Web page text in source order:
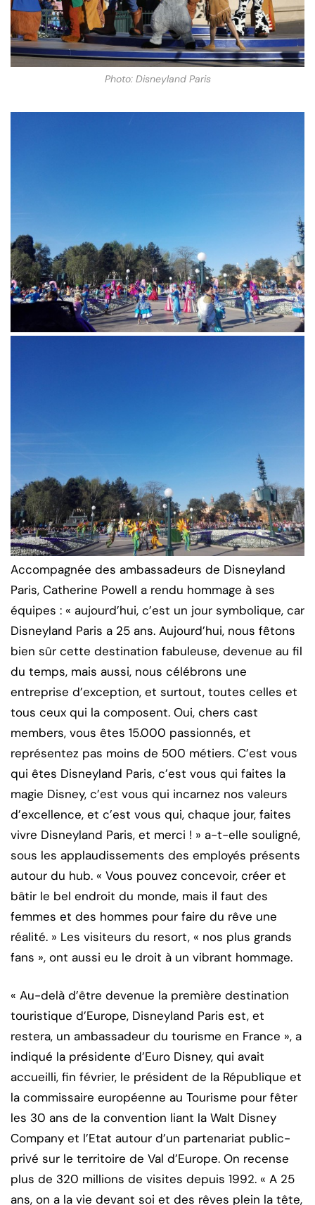
Photo: Disneyland Paris
Accompagnée des ambassadeurs de Disneyland
Paris, Catherine Powell a rendu hommage à ses
équipes : « aujourd’hui, c’est un jour symbolique, car
Disneyland Paris a 25 ans. Aujourd’hui, nous fêtons
bien sûr cette destination fabuleuse, devenue au fil
du temps, mais aussi, nous célébrons une
entreprise d’exception, et surtout, toutes celles et
tous ceux qui la composent. Oui, chers cast
members, vous êtes 15.000 passionnés, et
représentez pas moins de 500 métiers. C’est vous
qui êtes Disneyland Paris, c’est vous qui faites la
magie Disney, c’est vous qui incarnez nos valeurs
d’excellence, et c’est vous qui, chaque jour, faites
vivre Disneyland Paris, et merci ! » a-t-elle souligné,
sous les applaudissements des employés présents
autour du hub. « Vous pouvez concevoir, créer et
bâtir le bel endroit du monde, mais il faut des
femmes et des hommes pour faire du rêve une
réalité. » Les visiteurs du resort, « nos plus grands
fans », ont aussi eu le droit à un vibrant hommage.
« Au-delà d’être devenue la première destination
touristique d’Europe, Disneyland Paris est, et
restera, un ambassadeur du tourisme en France », a
indiqué la présidente d’Euro Disney, qui avait
accueilli, fin février, le président de la République et
la commissaire européenne au Tourisme pour fêter
les 30 ans de la convention liant la Walt Disney
Company et l’Etat autour d’un partenariat public-
privé sur le territoire de Val d’Europe. On recense
plus de 320 millions de visites depuis 1992. « A 25
ans, on a la vie devant soi et des rêves plein la tête,